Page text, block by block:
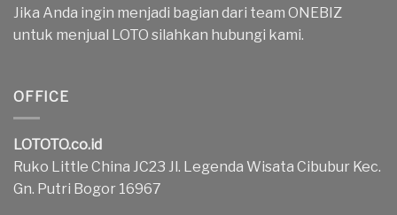
Jika Anda ingin menjadi bagian dari team ONEBIZ
untuk menjual LOTO silahkan hubungi kami.
OFFICE
LOTOTO.co.id
Ruko Little China JC23 Jl. Legenda Wisata Cibubur Kec.
Gn. Putri Bogor 16967